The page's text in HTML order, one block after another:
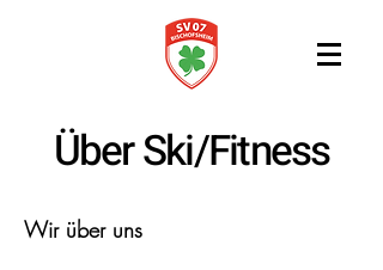
Über Ski/Fitness
Wir über uns